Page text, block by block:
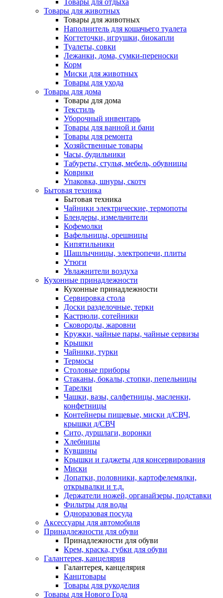
Товары для отдыха
Товары для животных
Товары для животных
Наполнитель для кошачьего туалета
Когтеточки, игрушки, биокапли
Туалеты, совки
Лежанки, дома, сумки-переноски
Корм
Миски для животных
Товары для ухода
Товары для дома
Товары для дома
Текстиль
Уборочный инвентарь
Товары для ванной и бани
Товары для ремонта
Хозяйственные товары
Часы, будильники
Табуреты, стулья, мебель, обувницы
Коврики
Упаковка, шнуры, скотч
Бытовая техника
Бытовая техника
Чайники электрические, термопоты
Блендеры, измельчители
Кофемолки
Вафельницы, орешницы
Кипятильники
Шашлычницы, электропечи, плиты
Утюги
Увлажнители воздуха
Кухонные принадлежности
Кухонные принадлежности
Сервировка стола
Доски разделочные, терки
Кастрюли, сотейники
Сковороды, жаровни
Кружки, чайные пары, чайные сервизы
Крышки
Чайники, турки
Термосы
Столовые приборы
Стаканы, бокалы, стопки, пепельницы
Тарелки
Чашки, вазы, салфетницы, масленки,
конфетницы
Контейнеры пищевые, миски д/СВЧ,
крышки д/СВЧ
Сито, дуршлаги, воронки
Хлебницы
Кувшины
Крышки и гаджеты для консервирования
Миски
Лопатки, половники, картофелемялки,
открывалки и т.д.
Держатели ножей, органайзеры, подставки
Фильтры для воды
Одноразовая посуда
Аксессуары для автомобиля
Принадлежности для обуви
Принадлежности для обуви
Крем, краска, губки для обуви
Галантерея, канцелярия
Галантерея, канцелярия
Канцтовары
Товары для рукоделия
Товары для Нового Года